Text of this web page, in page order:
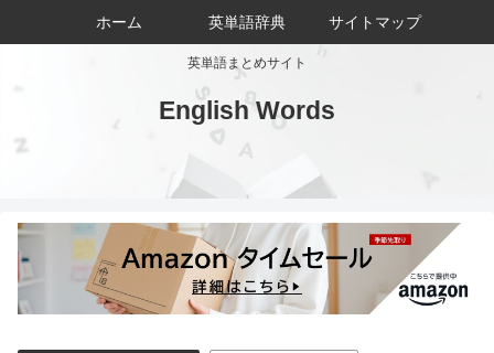
英単語まとめサイト
English Words
ホーム 英単語辞典 サイトマップ